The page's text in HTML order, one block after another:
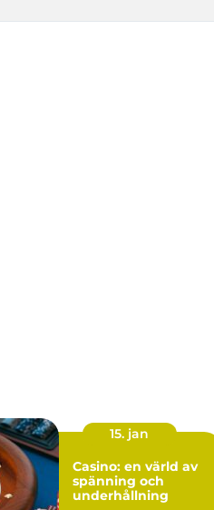
15. jan
Casino: en värld av
spänning och
underhållning